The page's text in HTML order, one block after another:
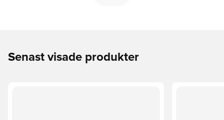
Senast visade produkter